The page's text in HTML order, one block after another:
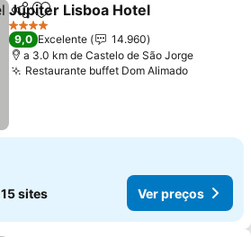
PartilharAdicionar aos favoritos
Jupiter Lisboa Hotel
4 Estrelas
9,0 Excelente
14.960
a 3.0 km de Castelo de São Jorge
Restaurante buffet Dom AlimadoVer
15 sites Ver preços